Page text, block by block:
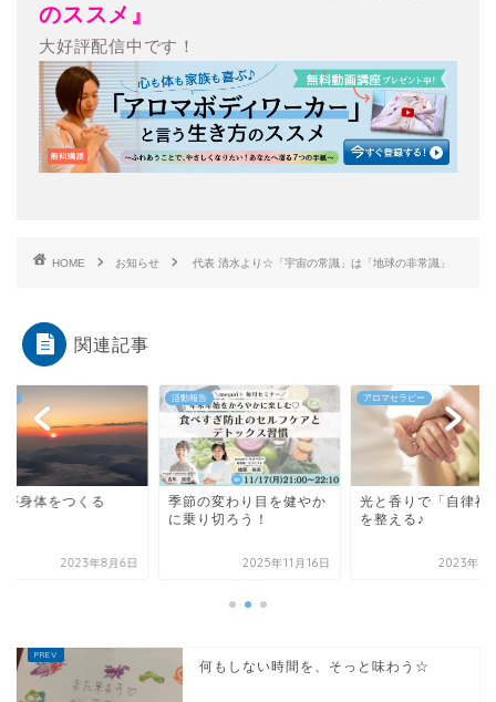
のススメ』
大好評配信中です！
HOME お知らせ 代表 清水より☆「宇宙の常識」は「地球の非常識」
関連記事
が身体をつくる
2023年8月6日
活動報告
季節の変わり目を健やか
に乗り切ろう！
2025年11月16日
アロマセラピー
光と香りで「自律神
を整える♪
2023年10
何もしない時間を、そっと味わう☆